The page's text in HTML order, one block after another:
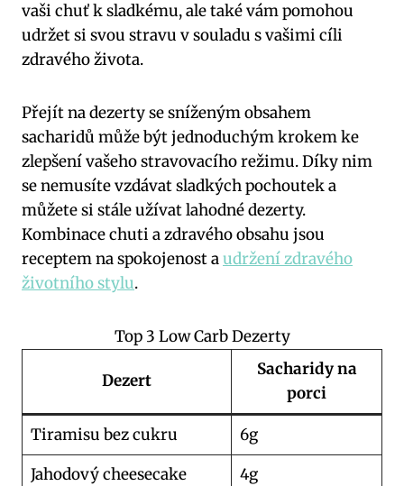
vaši chuť k sladkému, ale také vám pomohou
udržet si svou stravu v souladu s vašimi cíli
zdravého života.
Přejít na dezerty se sníženým obsahem
sacharidů může být jednoduchým krokem ke
zlepšení vašeho stravovacího režimu. Díky nim
se nemusíte vzdávat sladkých pochoutek a
můžete si stále užívat lahodné dezerty.
Kombinace chuti a zdravého obsahu jsou
receptem na spokojenost audržení zdravého
životního stylu.
Top 3 Low Carb Dezerty
Dezert
Sacharidy na
porci
Tiramisu bez cukru
6g
Jahodový cheesecake
4g